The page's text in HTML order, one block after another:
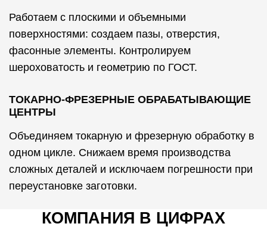
Работаем с плоскими и объемными
поверхностями: создаем пазы, отверстия,
фасонные элементы. Контролируем
шероховатость и геометрию по ГОСТ.
ТОКАРНО-ФРЕЗЕРНЫЕ ОБРАБАТЫВАЮЩИЕ
ЦЕНТРЫ
Объединяем токарную и фрезерную обработку в
одном цикле. Снижаем время производства
сложных деталей и исключаем погрешности при
переустановке заготовки.
КОМПАНИЯ В ЦИФРАХ